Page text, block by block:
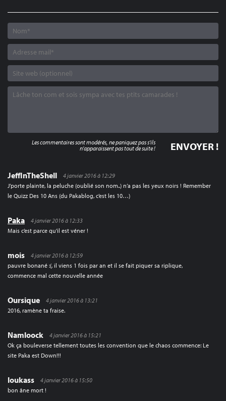
JeffInTheShell
4 janvier 2016 à 12:29
J’porte plainte, la peluche (oublié son nom..) n’a pas les yeux noirs ! Remember
le Quizz Des 10 Ans (du Pakablog, c’est les 10…)
Paka
4 janvier 2016 à 12:33
Mais c’est parce qu’il est véner !
mois
4 janvier 2016 à 12:59
pauvre bonané :(, il viens 1 fois par an et il se fait piquer sa riplique,
commence mal cette nouvelle année
Oursique
4 janvier 2016 à 13:21
2016, ramène ta fraise.
Namloock
4 janvier 2016 à 15:21
Ok ça bouleverse tellement toutes les convention que le chaos commence: Le
site Paka est Down!!!
loukass
4 janvier 2016 à 15:50
bon âne mort !
Les commentaires sont modérés, ne paniquez pas s'ils
n'apparaissent pas tout de suite !